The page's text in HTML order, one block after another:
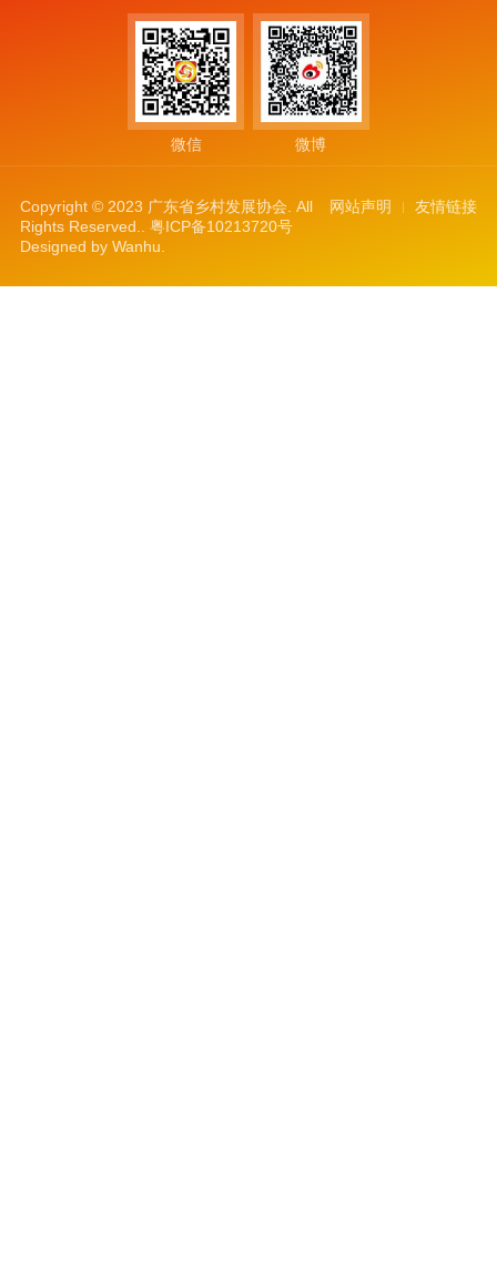
微信 微博
网站声明 友情链接
Copyright © 2023 广东省乡村发展协会. All
Rights Reserved.. 粤ICP备10213720号
Designed by Wanhu